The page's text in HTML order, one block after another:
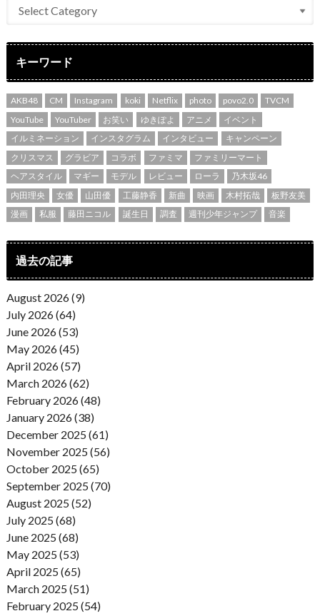
キーワード
AKB48 CM Instagram koki Netflix photo povo2.0
TVCM
YouTube
YouTuber お笑い ゆきぽよ アニメ
イベント
イルミネーション
インスタグラム インタビュー
キャンペーン
クリスマス
グラビア コラボ ファミマ
ファミリーマート
ヘアスタイル
マギー モデル レビュー ローラ
乃木坂46
内田理央
女優 山田優 工藤静香 新曲 映画 木村拓哉
板野友美
漫画
私服 藤田ニコル 誕生日 調査 週刊少年ジャンプ 音楽
過去の記事
August 2026 (9)
July 2026 (64)
June 2026 (53)
May 2026 (45)
April 2026 (57)
March 2026 (62)
February 2026 (48)
January 2026 (38)
December 2025 (61)
November 2025 (56)
October 2025 (65)
September 2025 (70)
August 2025 (52)
July 2025 (68)
June 2025 (68)
May 2025 (53)
April 2025 (65)
March 2025 (51)
February 2025 (54)